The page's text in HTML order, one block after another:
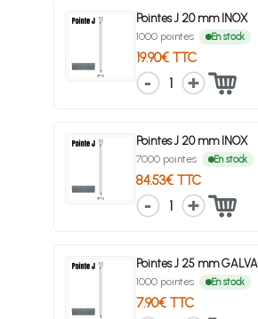
Pointes J 20 mm INOX
1000 pointes En stock
19.90€ TTC
1
Pointes J 20 mm INOX
7000 pointes En stock
84.53€ TTC
1
Pointes J 25 mm GALVA
1000 pointes En stock
7.90€ TTC